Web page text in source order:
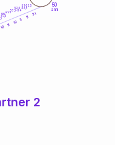
50
anni
51-52,5
52,5-53,5
53,5-54
21
11
3
19
11
10
55anni
2